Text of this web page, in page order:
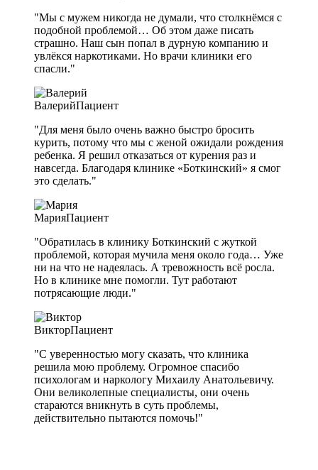
"Мы с мужем никогда не думали, что столкнёмся с
подобной проблемой… Об этом даже писать
страшно. Наш сын попал в дурную компанию и
увлёкся наркотиками. Но врачи клиники его
спасли."
ВалерийПациент
"Для меня было очень важно быстро бросить
курить, потому что мы с женой ожидали рождения
ребенка. Я решил отказаться от курения раз и
навсегда. Благодаря клинике «Боткинский» я смог
это сделать."
МарияПациент
"Обратилась в клинику Боткинский с жуткой
проблемой, которая мучила меня около года… Уже
ни на что не надеялась. А тревожность всё росла.
Но в клинике мне помогли. Тут работают
потрясающие люди."
ВикторПациент
"С уверенностью могу сказать, что клиника
решила мою проблему. Огромное спасибо
психологам и наркологу Михаилу Анатольевичу.
Они великолепные специалисты, они очень
стараются вникнуть в суть проблемы,
действительно пытаются помочь!"